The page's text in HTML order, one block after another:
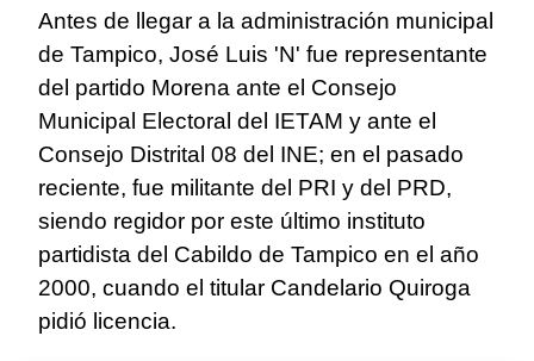
Antes de llegar a la administración municipal
de Tampico, José Luis 'N' fue representante
del partido Morena ante el Consejo
Municipal Electoral del IETAM y ante el
Consejo Distrital 08 del INE; en el pasado
reciente, fue militante del PRI y del PRD,
siendo regidor por este último instituto
partidista del Cabildo de Tampico en el año
2000, cuando el titular Candelario Quiroga
pidió licencia.